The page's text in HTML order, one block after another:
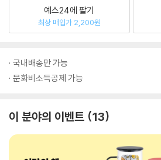
예스24에 팔기
최상 매입가 2,200원
국내배송만 가능
문화비소득공제 가능
이 분야의 이벤트 13